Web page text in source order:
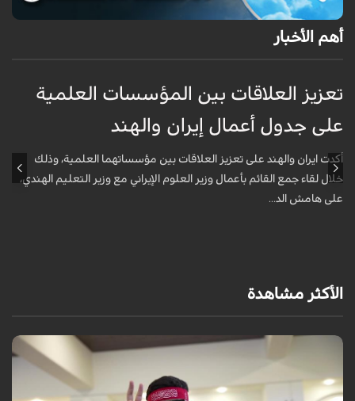
أهم الأخبار
تعزيز العلاقات بين المؤسسات العلمية
على جدول أعمال إيران والهند
أكدت ايران والهند على تعزيز العلاقات بين مؤسساتهما العلمية، وذلك
خلال لقاء جمع القائم بأعمال وزير العلوم الإيراني مع وزير التعليم الهندي،
على هامش الد...
الأكثر مشاهدة